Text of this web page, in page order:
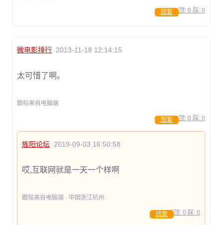
顶: 0 踩: 0
回复
微电影排行 2013-11-18 12:14:15
太可惜了啊。
跟帖来自电脑端
顶: 0 踩: 0
回复
旌阳论坛 2019-09-03 16:50:58
哎,互联网就是一天一个样啊
跟帖来自电脑端 · 中国浙江杭州
顶: 0 踩: 0
回复